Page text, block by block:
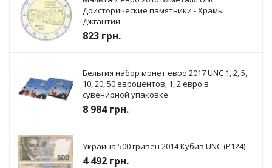
Доисторические памятники - Храмы
Джгантии
823 грн.
Бельгия набор монет евро 2017 UNC 1, 2, 5,
10, 20, 50 евроцентов, 1, 2 евро в
сувенирной упаковке
8 984грн.
Украина 500 гривен 2014 Кубив UNC (P124)
4 492 грн.